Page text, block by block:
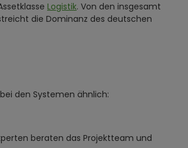
Logistik. Von den insgesamt
die Dominanz des deutschen
den Systemen ähnlich:
beraten das Projektteam und